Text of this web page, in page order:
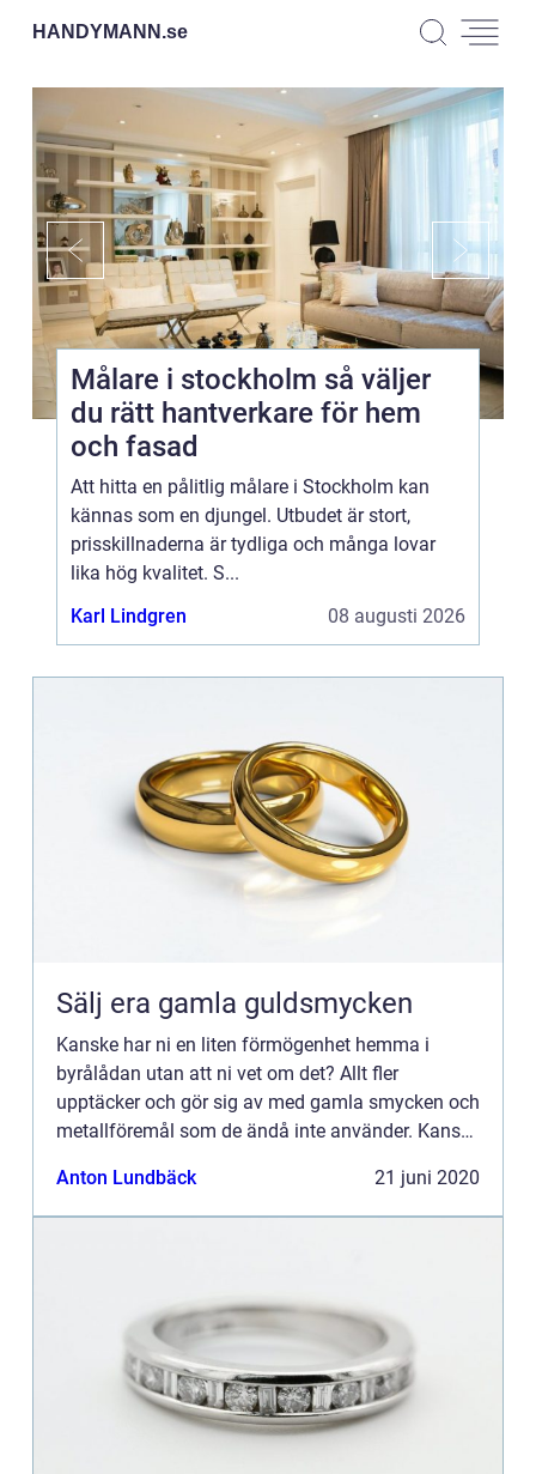
HANDYMANN.se
Målare i stockholm så väljer
du rätt hantverkare för hem
och fasad
Att hitta en pålitlig målare i Stockholm kan
kännas som en djungel. Utbudet är stort,
prisskillnaderna är tydliga och många lovar
lika hög kvalitet. S...
Karl Lindgren
08 augusti 2026
Sälj era gamla guldsmycken
Kanske har ni en liten förmögenhet hemma i
byrålådan utan att ni vet om det? Allt fler
upptäcker och gör sig av med gamla smycken och
metallföremål som de ändå inte använder. Kanske
Anton Lundbäck 21 juni 2020